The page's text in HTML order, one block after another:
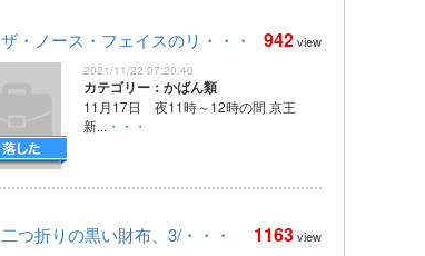
ザ・ノース・フェイスのリ・・・ 942view
2021/11/22 07:20:40
カテゴリー：かばん類
11月17日 夜11時～12時の間 京王
新... ・・・
二つ折りの黒い財布、3/・・・ 1163view